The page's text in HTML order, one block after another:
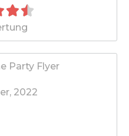
Party Flyer
2022